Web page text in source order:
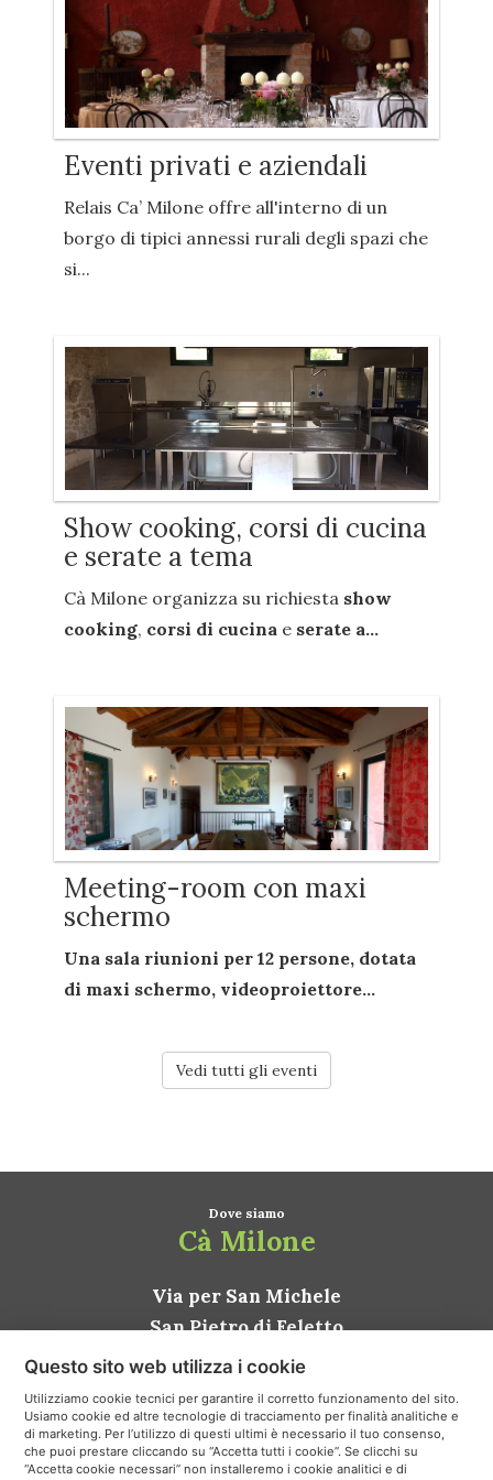
Eventi privati e aziendali
Relais Ca’ Milone offre all'interno di un
borgo di tipici annessi rurali degli spazi che
si...
Show cooking, corsi di cucina
e serate a tema
Cà Milone organizza su richiesta show
cooking, corsi di cucina e serate a...
Meeting-room con maxi
schermo
Una sala riunioni per 12 persone, dotata
di maxi schermo, videoproiettore...
Vedi tutti gli eventi
Dove siamo
Cà Milone
Via per San Michele
San Pietro di Feletto
31020 Conegliano TV
ITALIA
Come arrivare
Questo sito web utilizza i cookie
Utilizziamo cookie tecnici per garantire il corretto funzionamento del sito.
Usiamo cookie ed altre tecnologie di tracciamento per finalità analitiche e
di marketing. Per l’utilizzo di questi ultimi è necessario il tuo consenso,
che puoi prestare cliccando su “Accetta tutti i cookie”. Se clicchi su
“Accetta cookie necessari” non installeremo i cookie analitici e di